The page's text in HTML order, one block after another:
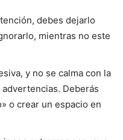
debes dejarlo
mientras no este
y no se calma con la
Deberás
o crear un espacio en